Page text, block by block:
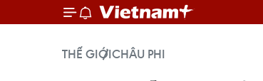
THẾ GIỚICHÂU PHI